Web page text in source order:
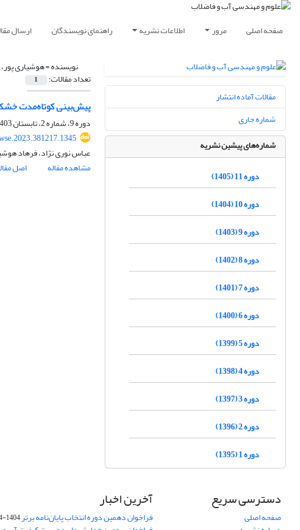
صفحه اصلی مرور اطلاعات نشریه راهنمای نویسندگان ارسال
نویسنده =هوشیاری
تعداد مقالات: 1
پیش‌بینی کوتاه‌مدت
دوره 9، شماره 2، تابستان 1403، صفحه
عباس نوری نژاد، فرهاد
مشاهده مقاله
اصل
مقالات آماده انتشار
شماره جاری
شماره‌های پیشین نشریه
دوره 11 (1405)
دوره 10 (1404)
دوره 9 (1403)
دوره 8 (1402)
دوره 7 (1401)
دوره 6 (1400)
دوره 5 (1399)
دوره 4 (1398)
دوره 3 (1397)
دوره 2 (1396)
دوره 1 (1395)
دسترسی سریع
صفحه اصلی
آخرین اخبار
فراخوان دهمین دوره انتخاب پایان‌نامه برتر1404-04-30